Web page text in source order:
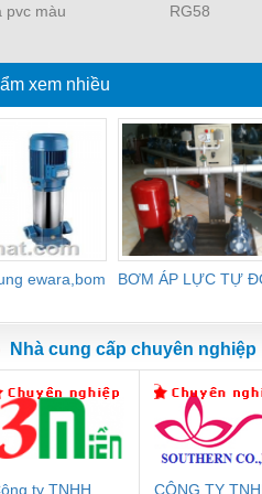
pvc màu
RG58
xem nhiều
ewara,bom
BƠM ÁP LỰC TỰ
Nhà cung cấp chuyên nghiệp
ty TNHH
CÔNG TY